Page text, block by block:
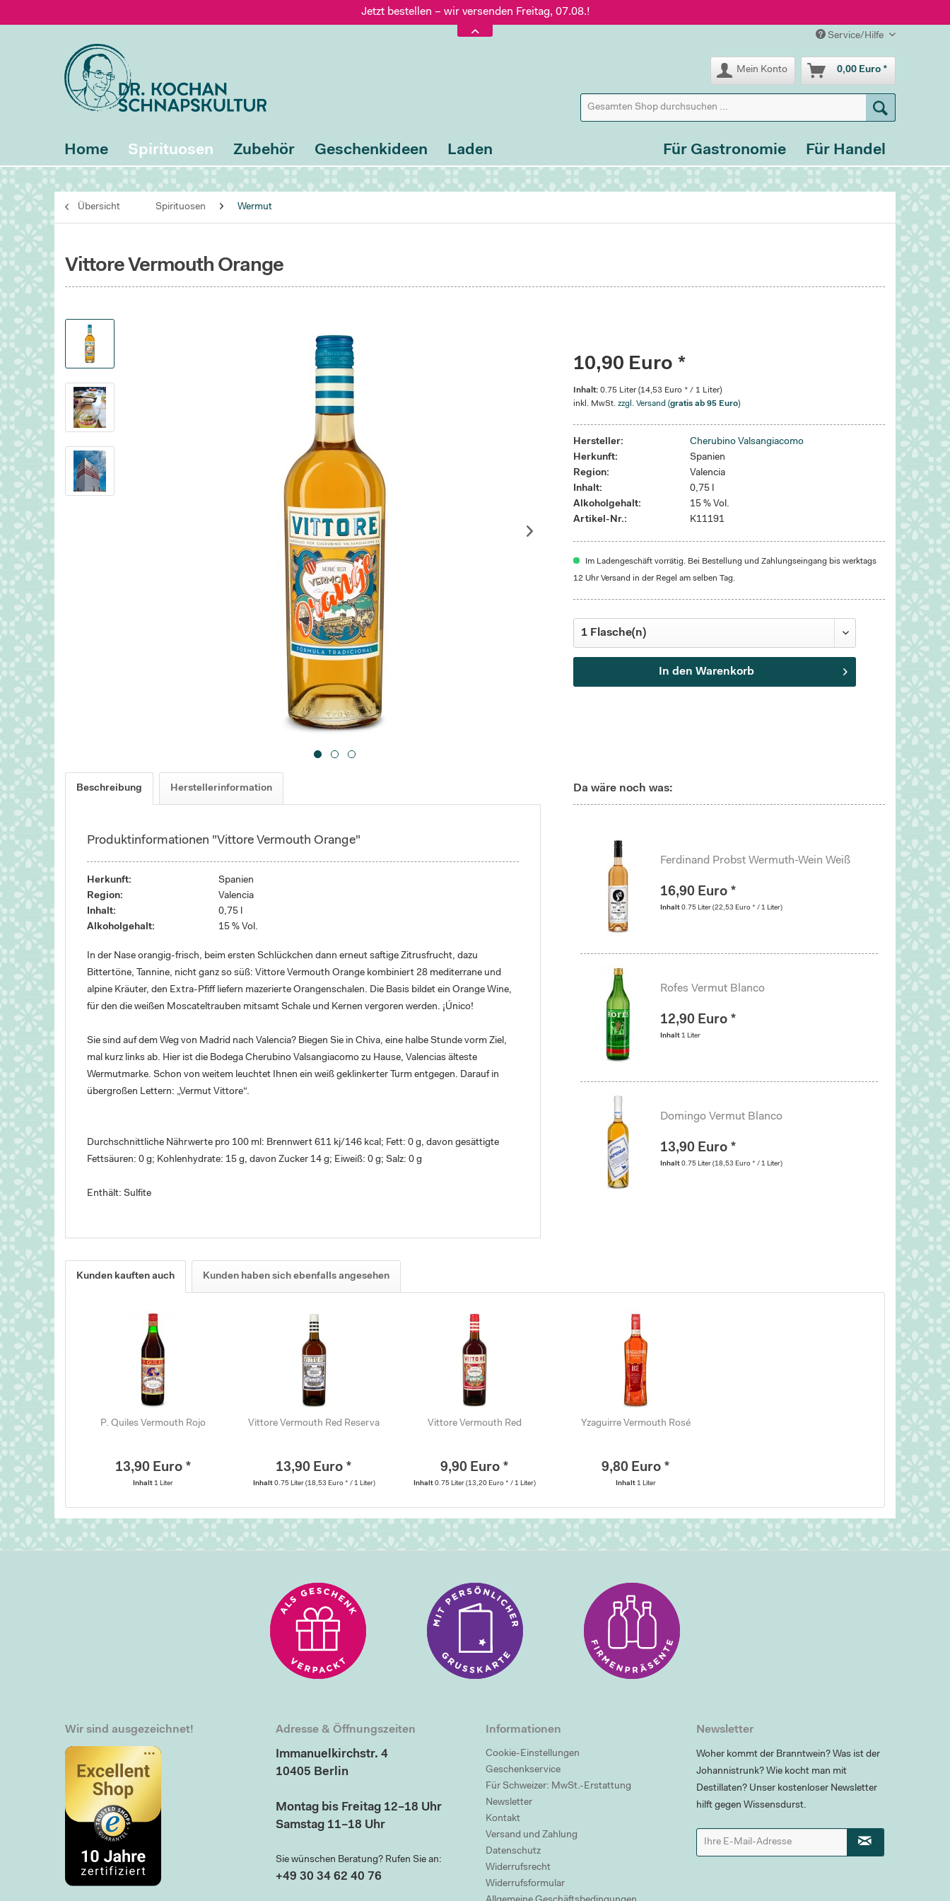
Jetzt bestellen – wir versenden Freitag, 07.08.!
Versand nur 5,60 €, gratis ab 95 € Warenwert
Jetzt bestellen – wir versenden Freitag, 07.08.!
Service/Hilfe
Mein Konto 0,00 Euro *
Home Spirituosen Zubehör Geschenkideen Laden Für Handel
Für Gastronomie
Übersicht Spirituosen Wermut
Vittore Vermouth Orange
10,90 Euro *
Inhalt:0.75 Liter (14,53 Euro * / 1 Liter)
inkl. MwSt.zzgl. Versand (gratis ab 95 Euro)
Hersteller:
Cherubino Valsangiacomo
Herkunft:
Spanien
Region:
Valencia
Inhalt:
0,75 l
Alkoholgehalt:
15 % Vol.
Artikel-Nr.:
K11191
Im Ladengeschäft vorrätig. Bei Bestellung und Zahlungseingang bis werktags
12 Uhr Versand in der Regel am selben Tag.
In den Warenkorb
Beschreibung Herstellerinformation
Produktinformationen "Vittore Vermouth Orange"
Herkunft:
Spanien
Region:
Valencia
Inhalt:
0,75 l
Alkoholgehalt:
15 % Vol.
In der Nase orangig-frisch, beim ersten Schlückchen dann erneut saftige Zitrusfrucht, dazu
Bittertöne, Tannine, nicht ganz so süß: Vittore Vermouth Orange kombiniert 28 mediterrane und
alpine Kräuter, den Extra-Pfiff liefern mazerierte Orangenschalen. Die Basis bildet ein Orange Wine,
für den die weißen Moscateltrauben mitsamt Schale und Kernen vergoren werden. ¡Único!
Sie sind auf dem Weg von Madrid nach Valencia? Biegen Sie in Chiva, eine halbe Stunde vorm Ziel,
mal kurz links ab. Hier ist die Bodega Cherubino Valsangiacomo zu Hause, Valencias älteste
Wermutmarke. Schon von weitem leuchtet Ihnen ein weiß geklinkerter Turm entgegen. Darauf in
übergroßen Lettern: „Vermut Vittore“.
Durchschnittliche Nährwerte pro 100 ml: Brennwert 611 kj/146 kcal; Fett: 0 g, davon gesättigte
Fettsäuren: 0 g; Kohlenhydrate: 15 g, davon Zucker 14 g; Eiweiß: 0 g; Salz: 0 g
Enthält: Sulfite
Da wäre noch was:
Ferdinand Probst Wermuth-Wein Weiß
16,90 Euro *
Inhalt 0.75 Liter (22,53 Euro * / 1 Liter)
Rofes Vermut Blanco
12,90 Euro *
Inhalt 1 Liter
Domingo Vermut Blanco
13,90 Euro *
Inhalt 0.75 Liter (18,53 Euro * / 1 Liter)
Kunden kauften auch Kunden haben sich ebenfalls angesehen
P. Quiles Vermouth Rojo
13,90 Euro *
Inhalt1 Liter
Vittore Vermouth Red Reserva
13,90 Euro *
Inhalt 0.75 Liter (18,53 Euro * / 1 Liter)
Vittore Vermouth Red
9,90 Euro *
Inhalt0.75 Liter(13,20 Euro * / 1 Liter)
Yzaguirre Vermouth Rosé
9,80 Euro *
Inhalt1 Liter
Wir sind ausgezeichnet! Adresse & Öffnungszeiten
Immanuelkirchstr. 4
10405 Berlin
Montag bis Freitag 12–18 Uhr
Samstag 11–18 Uhr
Sie wünschen Beratung? Rufen Sie an:
+49 30 34 62 40 76
Informationen
Cookie-Einstellungen
Geschenkservice
Für Schweizer: MwSt.-Erstattung
Newsletter
Kontakt
Versand und Zahlung
Datenschutz
Widerrufsrecht
Widerrufsformular
Newsletter
Woher kommt der Branntwein? Was ist der
Johannistrunk? Wie kocht man mit
Destillaten? Unser kostenloser Newsletter
hilft gegen Wissensdurst.